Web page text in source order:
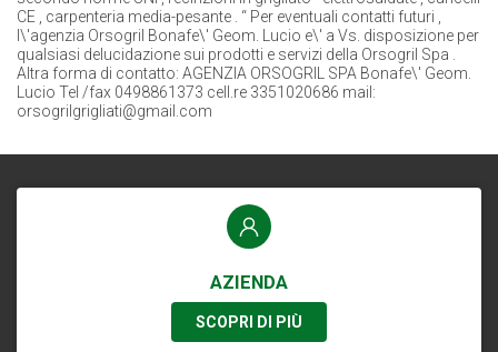
CE , carpenteria media-pesante . “ Per eventuali contatti futuri ,
l\'agenzia Orsogril Bonafe\' Geom. Lucio e\' a Vs. disposizione per
qualsiasi delucidazione sui prodotti e servizi della Orsogril Spa .
Altra forma di contatto: AGENZIA ORSOGRIL SPA Bonafe\' Geom.
Lucio Tel /fax 0498861373 cell.re 3351020686 mail:
orsogrilgrigliati@gmail.com
AZIENDA
SCOPRI DI PIÙ